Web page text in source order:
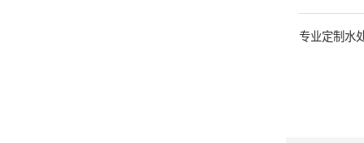
专业定制水